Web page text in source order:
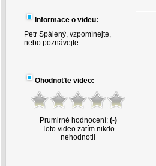
Informace o videu:
Petr Spálený, vzpomínejte,
nebo poznávejte
Ohodnoťte video:
Prumirné hodnocení: (-)
Toto video zatím nikdo
nehodnotil